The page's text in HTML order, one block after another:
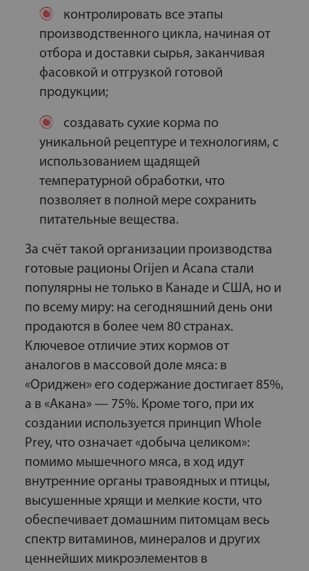
контролировать все этапы
производственного цикла, начиная от
отбора и доставки сырья, заканчивая
фасовкой и отгрузкой готовой
продукции;
создавать сухие корма по
уникальной рецептуре и технологиям, с
использованием щадящей
температурной обработки, что
позволяет в полной мере сохранить
питательные вещества.
За счёт такой организации производства
готовые рационы Orijen и Acana стали
популярны не только в Канаде и США, но и
по всему миру: на сегодняшний день они
продаются в более чем 80 странах.
Ключевое отличие этих кормов от
аналогов в массовой доле мяса: в
«Ориджен» его содержание достигает 85%,
а в «Акана» — 75%. Кроме того, при их
создании используется принцип Whole
Prey, что означает «добыча целиком»:
помимо мышечного мяса, в ход идут
внутренние органы травоядных и птицы,
высушенные хрящи и мелкие кости, что
обеспечивает домашним питомцам весь
спектр витаминов, минералов и других
ценнейших микроэлементов в